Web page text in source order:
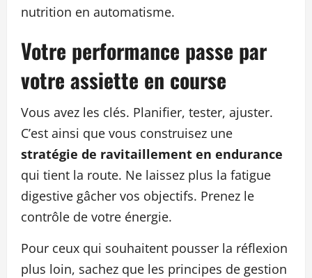
nutrition en automatisme.
Votre performance passe par
votre assiette en course
Vous avez les clés. Planifier, tester, ajuster.
C’est ainsi que vous construisez une
stratégie de ravitaillement en endurance
qui tient la route. Ne laissez plus la fatigue
digestive gâcher vos objectifs. Prenez le
contrôle de votre énergie.
Pour ceux qui souhaitent pousser la réflexion
plus loin, sachez que les principes de gestion